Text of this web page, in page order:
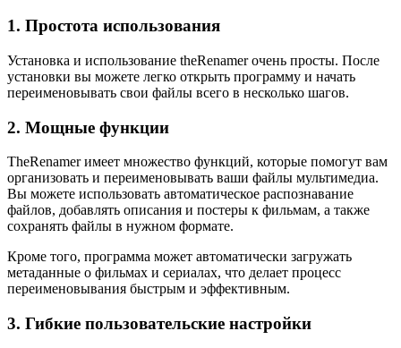
1. Простота использования
Установка и использование theRenamer очень просты. После
установки вы можете легко открыть программу и начать
переименовывать свои файлы всего в несколько шагов.
2. Мощные функции
TheRenamer имеет множество функций, которые помогут вам
организовать и переименовывать ваши файлы мультимедиа.
Вы можете использовать автоматическое распознавание
файлов, добавлять описания и постеры к фильмам, а также
сохранять файлы в нужном формате.
Кроме того, программа может автоматически загружать
метаданные о фильмах и сериалах, что делает процесс
переименовывания быстрым и эффективным.
3. Гибкие пользовательские настройки